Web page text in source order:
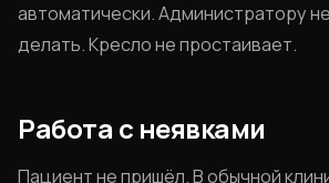
автоматически. Администратору
делать. Кресло не простаивает.
Работа с неявками
Пациент не пришёл. В обычной